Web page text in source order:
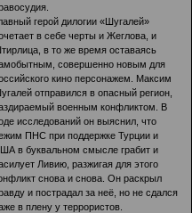
герой дилогии «Шугалей»
в себе черты и Жеглова, и
в то же время оставаясь
совершенно новым для
кино персонажем. Максим
отправился в опасный регион,
военным конфликтом. В
исследований он выяснил, что
ПНС при поддержке Турции и
в буквальном смысле грабит и
Ливию, разжигая для этого
снова и снова. Он раскрыл
и пострадал за неё, но не сдался
в плену у террористов.